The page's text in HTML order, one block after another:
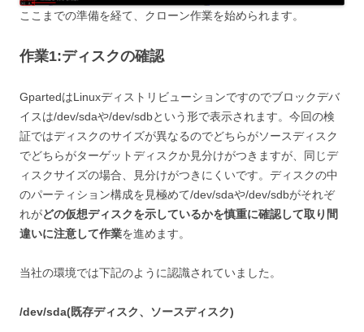
ここまでの準備を経て、クローン作業を始められます。
作業1:ディスクの確認
GpartedはLinuxディストリビューションですのでブロックデバ
イスは/dev/sdaや/dev/sdbという形で表示されます。今回の検
証ではディスクのサイズが異なるのでどちらがソースディスク
でどちらがターゲットディスクか見分けがつきますが、同じデ
ィスクサイズの場合、見分けがつきにくいです。ディスクの中
のパーティション構成を見極めて/dev/sdaや/dev/sdbがそれぞ
れがどの仮想ディスクを示しているかを慎重に確認して取り間
違いに注意して作業を進めます。
当社の環境では下記のように認識されていました。
/dev/sda(既存ディスク、ソースディスク)